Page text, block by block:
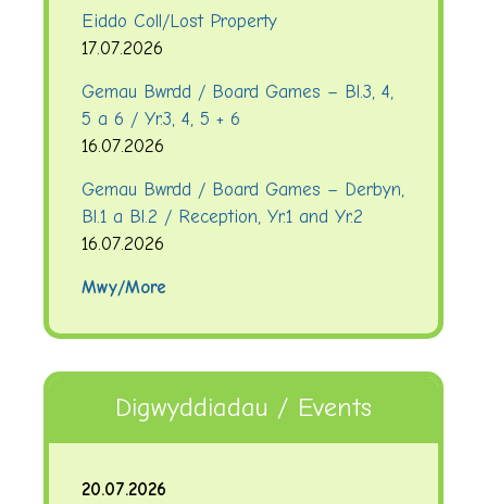
Eiddo Coll/Lost Property
17.07.2026
Gemau Bwrdd / Board Games – Bl.3, 4,
5 a 6 / Yr.3, 4, 5 + 6
16.07.2026
Gemau Bwrdd / Board Games – Derbyn,
Bl.1 a Bl.2 / Reception, Yr.1 and Yr.2
16.07.2026
Mwy/More
Digwyddiadau / Events
20.07.2026